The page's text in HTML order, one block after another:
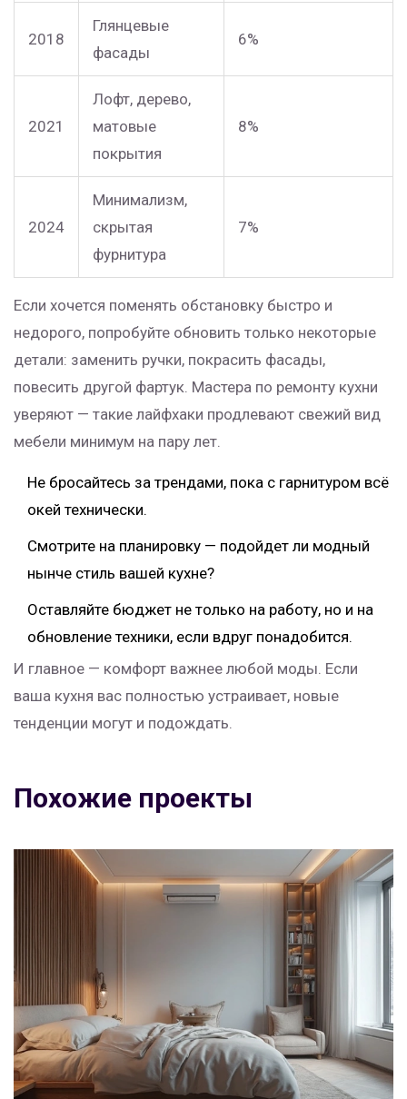
2018
Глянцевые
фасады
6%
2021
Лофт, дерево,
матовые
покрытия
8%
2024
Минимализм,
скрытая
фурнитура
7%
Если хочется поменять обстановку быстро и
недорого, попробуйте обновить только некоторые
детали: заменить ручки, покрасить фасады,
повесить другой фартук. Мастера по ремонту кухни
уверяют — такие лайфхаки продлевают свежий вид
мебели минимум на пару лет.
Не бросайтесь за трендами, пока с гарнитуром всё
окей технически.
Смотрите на планировку — подойдет ли модный
нынче стиль вашей кухне?
Оставляйте бюджет не только на работу, но и на
обновление техники, если вдруг понадобится.
И главное — комфорт важнее любой моды. Если
ваша кухня вас полностью устраивает, новые
тенденции могут и подождать.
Похожие проекты